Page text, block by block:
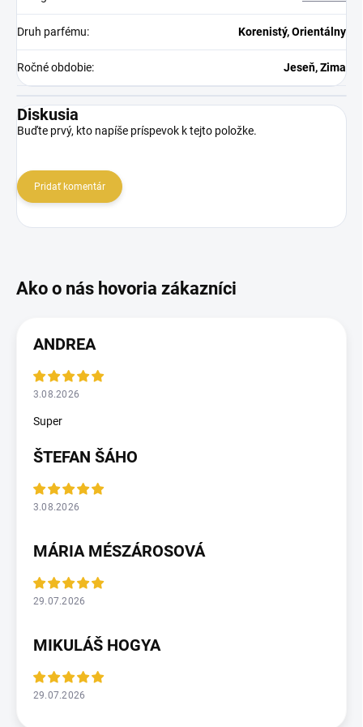
Druh parfému: Korenistý, Orientálny
Ročné obdobie: Jeseň, Zima
Diskusia
Buďte prvý, kto napíše príspevok k tejto položke.
Pridať komentár
ANDREA
3.08.2026
Super
ŠTEFAN ŠÁHO
3.08.2026
MÁRIA MÉSZÁROSOVÁ
29.07.2026
MIKULÁŠ HOGYA
29.07.2026